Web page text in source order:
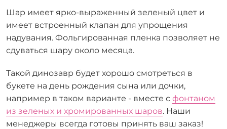
Шар имеет ярко-выраженный зеленый цвет и
имеет встроенный клапан для упрощения
надувания. Фольгированная пленка позволяет не
сдуваться шару около месяца.
Такой динозавр будет хорошо смотреться в
букете на день рождения сына или дочки,
например в таком варианте - вместе с фонтаном
из зеленых и хромированных шаров. Наши
менеджеры всегда готовы принять ваш заказ!